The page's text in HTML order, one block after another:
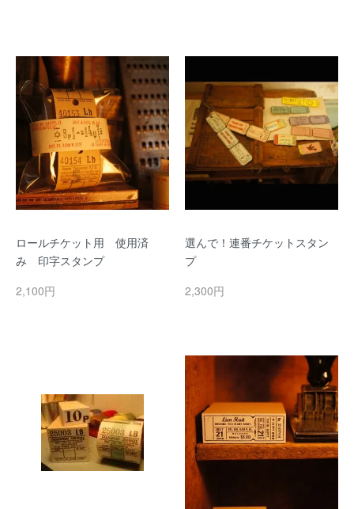
ロールチケット用 使用済
み 印字スタンプ
2,100円
選んで！連番チケットスタン
プ
2,300円